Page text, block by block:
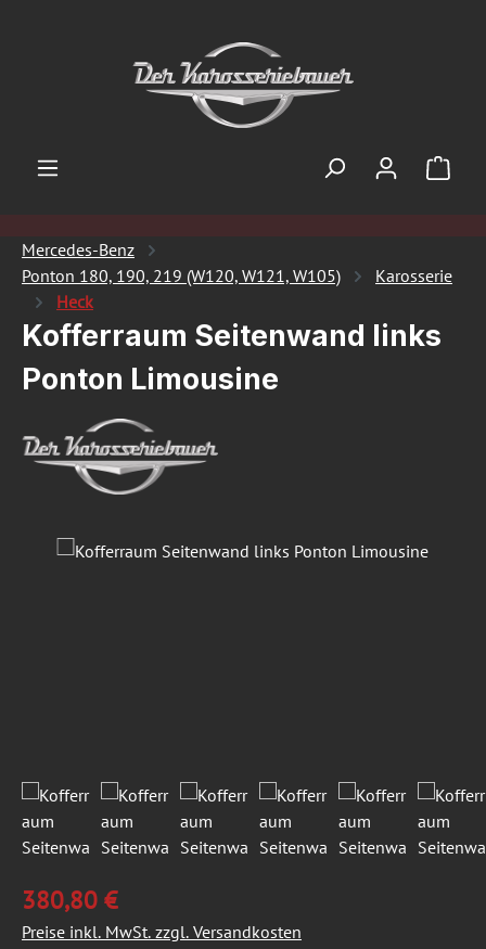
Mercedes-Benz
Ponton 180, 190, 219 (W120, W121, W105)
Karosserie
Heck
Kofferraum Seitenwand links
Ponton Limousine
Bildergalerie überspringen
380,80 €
Preise inkl. MwSt. zzgl. Versandkosten